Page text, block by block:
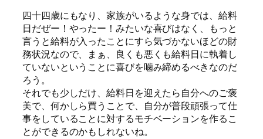
四十四歳にもなり、家族がいるような身では、給料
日だぜー！やったー！みたいな喜びはなく、もっと
言うと給料が入ったことにすら気づかないほどの財
務状況なので、まぁ、良くも悪くも給料日に執着し
ていないということに喜びを噛み締めるべきなのだ
ろう。
それでも少しだけ、給料日を迎えたら自分へのご褒
美で、何かしら買うことで、自分が普段頑張って仕
事をしていることに対するモチベーションを作るこ
とができるのかもしれないね。